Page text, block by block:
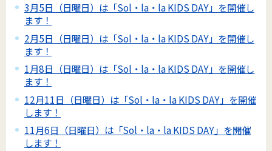
3月5日（日曜日）は「Sol・la・la KIDS DAY」を開催し
ます！
2月5日（日曜日）は「Sol・la・la KIDS DAY」を開催し
ます！
1月8日（日曜日）は「Sol・la・la KIDS DAY」を開催し
ます！
12月11日（日曜日）は「Sol・la・la KIDS DAY」を開催
します！
11月6日（日曜日）は「Sol・la・la KIDS DAY」を開催
します！